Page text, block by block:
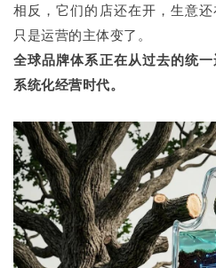
相反，它们的店还在开，生意
只是运营的主体变了。
全球品牌体系正在从过去的统
系统化经营时代。